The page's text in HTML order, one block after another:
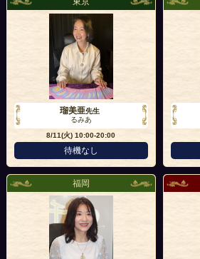
瑠美亜先生
るみあ
8/11(火)10:00-20:00
待機なし
福岡